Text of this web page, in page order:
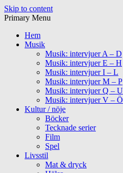
Skip to content
Primary Menu
Hem
Musik
Musik: intervjuer A – D
Musik: intervjuer E – H
Musik: intervjuer I – L
Musik: intervjuer M – P
Musik: intervjuer Q – U
Musik: intervjuer V – Ö
Kultur / nöje
Böcker
Tecknade serier
Film
Spel
Livsstil
Mat & dryck